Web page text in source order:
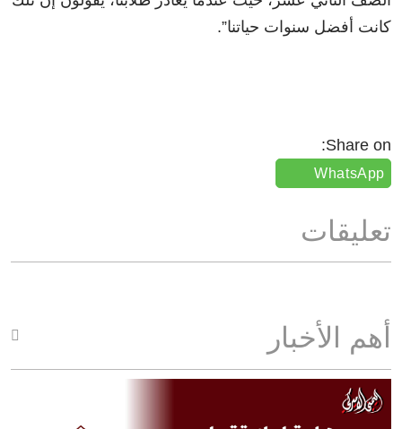
كانت أفضل سنوات حياتنا”.
Share on:
WhatsApp
تعليقات
أهم الأخبار